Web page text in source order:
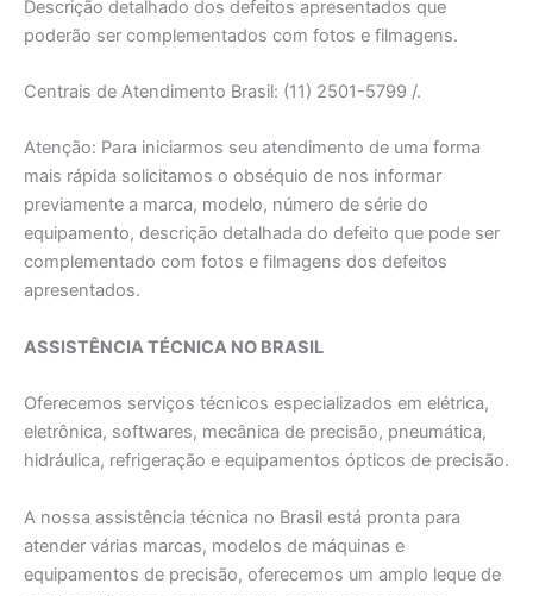
Descrição detalhado dos defeitos apresentados que
poderão ser complementados com fotos e filmagens.
Centrais de Atendimento Brasil: (11) 2501-5799 /.
Atenção: Para iniciarmos seu atendimento de uma forma
mais rápida solicitamos o obséquio de nos informar
previamente a marca, modelo, número de série do
equipamento, descrição detalhada do defeito que pode ser
complementado com fotos e filmagens dos defeitos
apresentados.
ASSISTÊNCIA TÉCNICA NO BRASIL
Oferecemos serviços técnicos especializados em elétrica,
eletrônica, softwares, mecânica de precisão, pneumática,
hidráulica, refrigeração e equipamentos ópticos de precisão.
A nossa assistência técnica no Brasil está pronta para
atender várias marcas, modelos de máquinas e
equipamentos de precisão, oferecemos um amplo leque de